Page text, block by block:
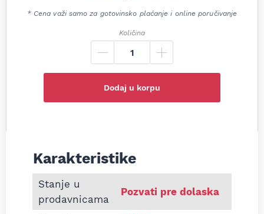
* Cena važi samo za gotovinsko plaćanje i online poručivanje
Količina
Dodaj u korpu
Informacije o Zadnji lonac auspuha Volvo S60 I
Karakteristike
Stanje u
prodavnicama
Pozvati pre dolaska